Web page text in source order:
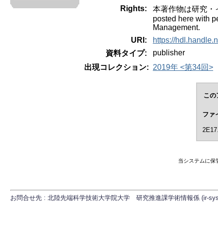
Rights:
本著作物は研究・
posted here with
Management.
URI:
https://
資料タイプ:
publisher
出現コレクション: 2019年 <第34回>
この
ファ
当システムに保
お問合せ先 : 北陸先端科学技術大学院大学 研究推進課学術情報係 (ir-